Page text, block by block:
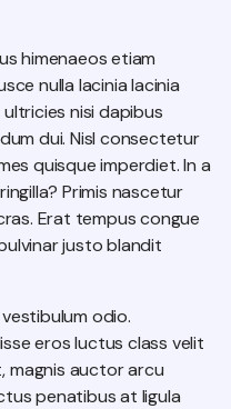
himenaeos etiam
nulla lacinia lacinia
nisi dapibus
dui. Nisl consectetur
quisque imperdiet. In a
Primis nascetur
Erat tempus congue
justo blandit
odio.
eros luctus class velit
magnis auctor arcu
penatibus at ligula